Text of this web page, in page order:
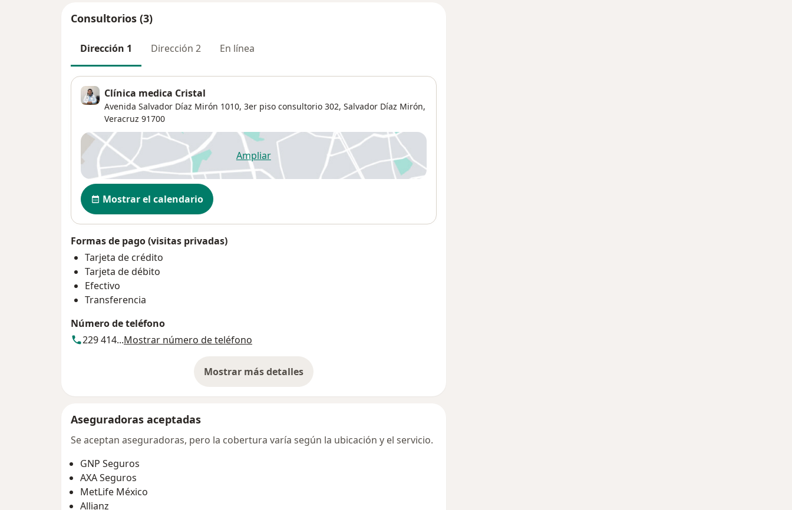
Consultorios (3)
Dirección 1 Dirección 2 En línea
Clínica medica Cristal
Avenida Salvador Díaz Mirón 1010, 3er piso consultorio 302, Salvador Díaz Mirón,
Veracruz 91700
Ampliarse abre en una nueva pestaña
Disponibilidad
Mostrar el calendario
Formas de pago (visitas privadas)
Tarjeta de crédito
Tarjeta de débito
Efectivo
Transferencia
Número de teléfono
229 414...Mostrar número de teléfono
Mostrar más detalles
sobre la dirección
Aseguradoras aceptadas
Se aceptan aseguradoras, pero la cobertura varía según la ubicación y el servicio.
GNP Seguros
AXA Seguros
MetLife México
Allianz